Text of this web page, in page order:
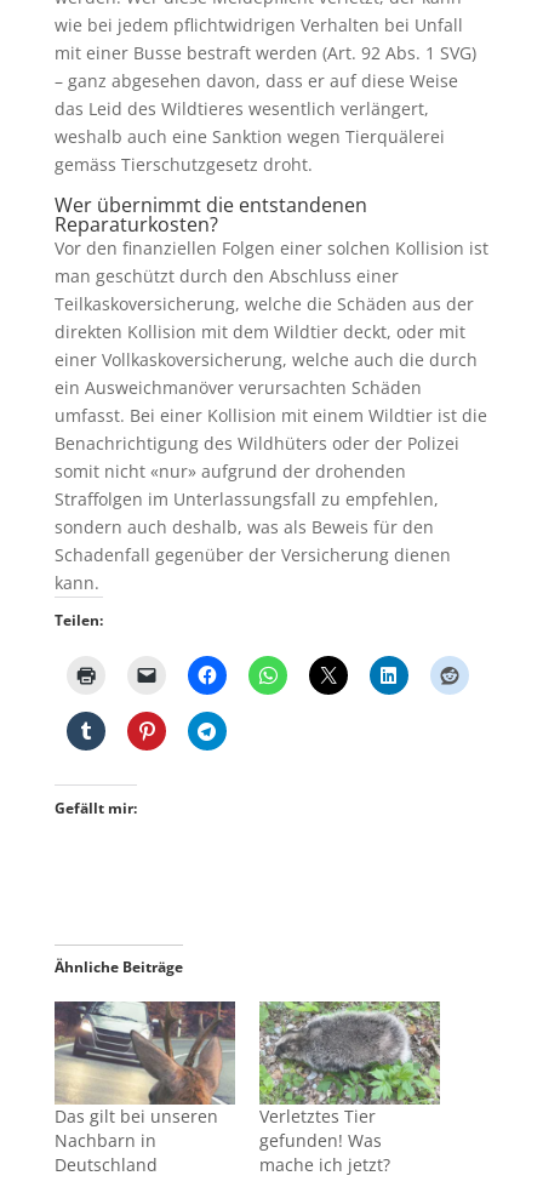
wie bei jedem pflichtwidrigen Verhalten bei Unfall
mit einer Busse bestraft werden (Art. 92 Abs. 1 SVG)
– ganz abgesehen davon, dass er auf diese Weise
das Leid des Wildtieres wesentlich verlängert,
weshalb auch eine Sanktion wegen Tierquälerei
gemäss Tierschutzgesetz droht.
Wer übernimmt die entstandenen
Reparaturkosten?
Vor den finanziellen Folgen einer solchen Kollision ist
man geschützt durch den Abschluss einer
Teilkaskoversicherung, welche die Schäden aus der
direkten Kollision mit dem Wildtier deckt, oder mit
einer Vollkaskoversicherung, welche auch die durch
ein Ausweichmanöver verursachten Schäden
umfasst. Bei einer Kollision mit einem Wildtier ist die
Benachrichtigung des Wildhüters oder der Polizei
somit nicht «nur» aufgrund der drohenden
Straffolgen im Unterlassungsfall zu empfehlen,
sondern auch deshalb, was als Beweis für den
Schadenfall gegenüber der Versicherung dienen
kann.
Teilen:
Gefällt mir:
Ähnliche Beiträge
Das gilt bei unseren
Nachbarn in
Deutschland
Verletztes Tier
gefunden! Was
mache ich jetzt?